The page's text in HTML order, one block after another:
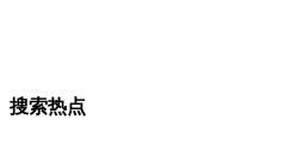
搜索热点